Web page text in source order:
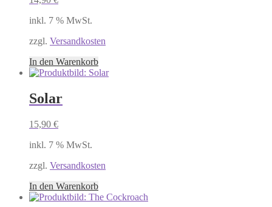
inkl. 7 % MwSt.
zzgl. Versandkosten
In den Warenkorb
Solar
15,90 €
inkl. 7 % MwSt.
zzgl. Versandkosten
In den Warenkorb